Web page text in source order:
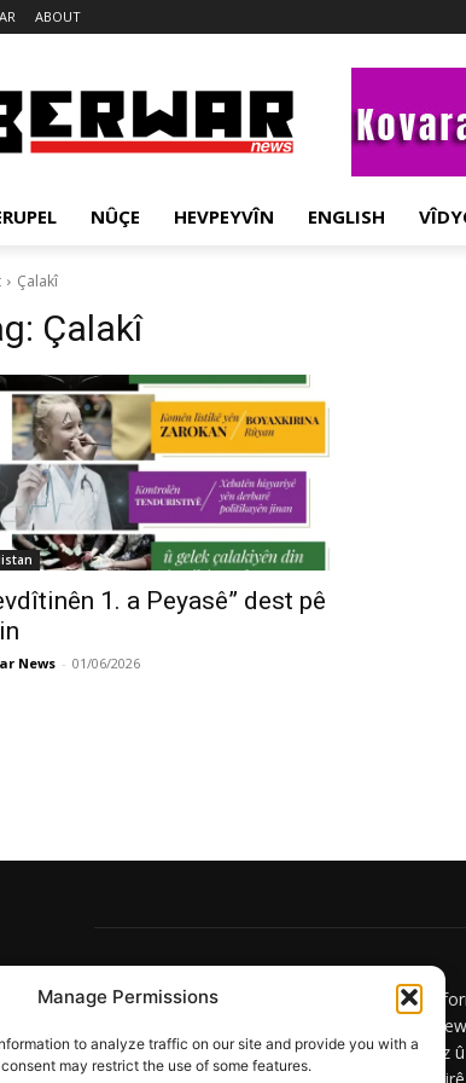
Manage Permissions
to analyze traffic on our site and provide you with a
may restrict the use of some features.
ABOUT
NÛÇE HEVPEYVÎN ENGLISH
Çalakî
Çalakî
1. a Peyasê” dest pê
News - 01/06/2026
Berwar News
têkîliyên Berwar
ye. Em nûçe, analiz